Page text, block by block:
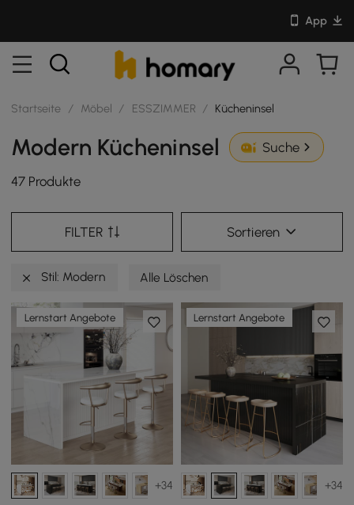
App
Startseite / Möbel / ESSZIMMER / Kücheninsel
Modern Kücheninsel Suche
47 Produkte
FILTER Sortieren
Stil: Modern Alle Löschen
Lernstart Angebote
+34
Lernstart Angebote
+34